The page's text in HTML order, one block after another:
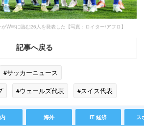
W杯に臨む26人を発表した【写真：ロイター/アフロ】
記事へ戻る
#サッカーニュース
#ウェールズ代表
#スイス代表
#カタール
#ブンデスリーガ
ニア・ヘルツェゴビナ
#スイス
海外 IT 経済 ス